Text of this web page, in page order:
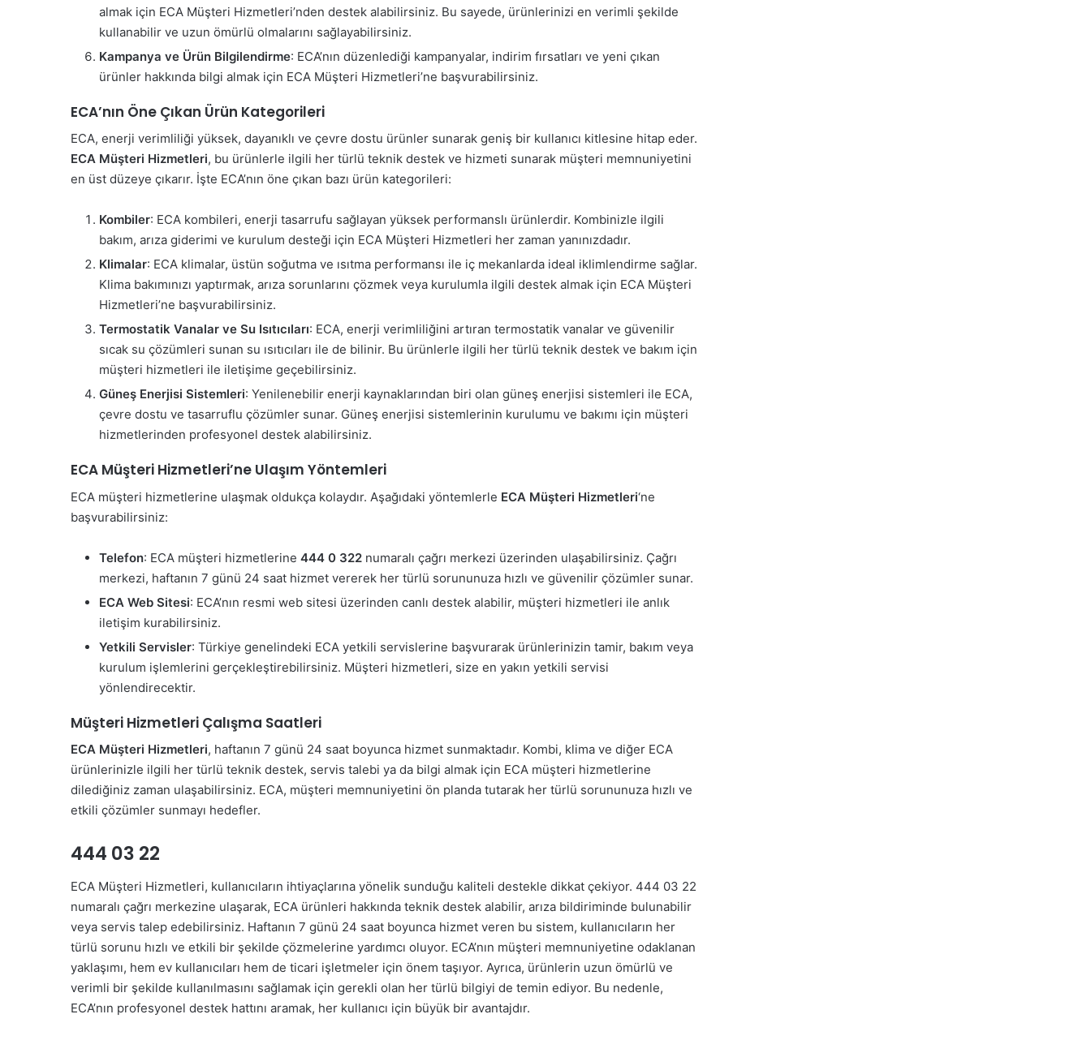
almak için ECA Müşteri Hizmetleri’nden destek alabilirsiniz. Bu sayede, ürünlerinizi en verimli şekilde
kullanabilir ve uzun ömürlü olmalarını sağlayabilirsiniz.
Kampanya ve Ürün Bilgilendirme: ECA’nın düzenlediği kampanyalar, indirim fırsatları ve yeni çıkan
ürünler hakkında bilgi almak için ECA Müşteri Hizmetleri’ne başvurabilirsiniz.
ECA’nın Öne Çıkan Ürün Kategorileri
ECA, enerji verimliliği yüksek, dayanıklı ve çevre dostu ürünler sunarak geniş bir kullanıcı kitlesine hitap eder.
ECA Müşteri Hizmetleri, bu ürünlerle ilgili her türlü teknik destek ve hizmeti sunarak müşteri memnuniyetini
en üst düzeye çıkarır. İşte ECA’nın öne çıkan bazı ürün kategorileri:
Kombiler: ECA kombileri, enerji tasarrufu sağlayan yüksek performanslı ürünlerdir. Kombinizle ilgili
bakım, arıza giderimi ve kurulum desteği için ECA Müşteri Hizmetleri her zaman yanınızdadır.
Klimalar: ECA klimalar, üstün soğutma ve ısıtma performansı ile iç mekanlarda ideal iklimlendirme sağlar.
Klima bakımınızı yaptırmak, arıza sorunlarını çözmek veya kurulumla ilgili destek almak için ECA Müşteri
Hizmetleri’ne başvurabilirsiniz.
Termostatik Vanalar ve Su Isıtıcıları: ECA, enerji verimliliğini artıran termostatik vanalar ve güvenilir
sıcak su çözümleri sunan su ısıtıcıları ile de bilinir. Bu ürünlerle ilgili her türlü teknik destek ve bakım için
müşteri hizmetleri ile iletişime geçebilirsiniz.
Güneş Enerjisi Sistemleri: Yenilenebilir enerji kaynaklarından biri olan güneş enerjisi sistemleri ile ECA,
çevre dostu ve tasarruflu çözümler sunar. Güneş enerjisi sistemlerinin kurulumu ve bakımı için müşteri
hizmetlerinden profesyonel destek alabilirsiniz.
ECA Müşteri Hizmetleri’ne Ulaşım Yöntemleri
ECA müşteri hizmetlerine ulaşmak oldukça kolaydır. Aşağıdaki yöntemlerle ECA Müşteri Hizmetleri‘ne
başvurabilirsiniz:
Telefon: ECA müşteri hizmetlerine 444 0 322 numaralı çağrı merkezi üzerinden ulaşabilirsiniz. Çağrı
merkezi, haftanın 7 günü 24 saat hizmet vererek her türlü sorununuza hızlı ve güvenilir çözümler sunar.
ECA Web Sitesi: ECA’nın resmi web sitesi üzerinden canlı destek alabilir, müşteri hizmetleri ile anlık
iletişim kurabilirsiniz.
Yetkili Servisler: Türkiye genelindeki ECA yetkili servislerine başvurarak ürünlerinizin tamir, bakım veya
kurulum işlemlerini gerçekleştirebilirsiniz. Müşteri hizmetleri, size en yakın yetkili servisi
yönlendirecektir.
Müşteri Hizmetleri Çalışma Saatleri
ECA Müşteri Hizmetleri, haftanın 7 günü 24 saat boyunca hizmet sunmaktadır. Kombi, klima ve diğer ECA
ürünlerinizle ilgili her türlü teknik destek, servis talebi ya da bilgi almak için ECA müşteri hizmetlerine
dilediğiniz zaman ulaşabilirsiniz. ECA, müşteri memnuniyetini ön planda tutarak her türlü sorununuza hızlı ve
etkili çözümler sunmayı hedefler.
444 03 22
ECA Müşteri Hizmetleri, kullanıcıların ihtiyaçlarına yönelik sunduğu kaliteli destekle dikkat çekiyor. 444 03 22
numaralı çağrı merkezine ulaşarak, ECA ürünleri hakkında teknik destek alabilir, arıza bildiriminde bulunabilir
veya servis talep edebilirsiniz. Haftanın 7 günü 24 saat boyunca hizmet veren bu sistem, kullanıcıların her
türlü sorunu hızlı ve etkili bir şekilde çözmelerine yardımcı oluyor. ECA’nın müşteri memnuniyetine odaklanan
yaklaşımı, hem ev kullanıcıları hem de ticari işletmeler için önem taşıyor. Ayrıca, ürünlerin uzun ömürlü ve
verimli bir şekilde kullanılmasını sağlamak için gerekli olan her türlü bilgiyi de temin ediyor. Bu nedenle,
ECA’nın profesyonel destek hattını aramak, her kullanıcı için büyük bir avantajdır.